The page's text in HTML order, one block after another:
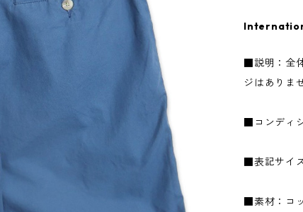
■説明：全
ジはありま
■コンディ
■表記サイ
■素材：コ